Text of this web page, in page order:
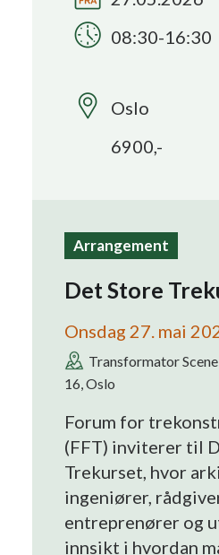
Search
08:30-16:30
Oslo
6900,-
Arrangement
Det Store
Onsdag 27. mai
Transformator
16, Oslo
Forum for
(FFT) inviterer til
Trekurset, hvor
ingeniører,
entreprenører og
innsikt i hvordan